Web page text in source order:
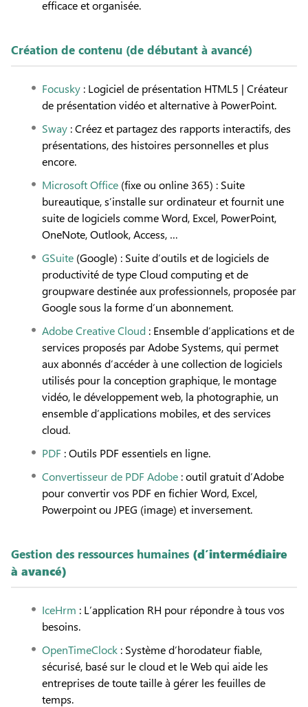
efficace et organisée.
Création de contenu (de débutant à avancé)
Focusky : Logiciel de présentation HTML5 | Créateur
de présentation vidéo et alternative à PowerPoint.
Sway : Créez et partagez des rapports interactifs, des
présentations, des histoires personnelles et plus
encore.
Microsoft Office (fixe ou online 365) : Suite
bureautique, s’installe sur ordinateur et fournit une
suite de logiciels comme Word, Excel, PowerPoint,
OneNote, Outlook, Access, …
GSuite (Google) : Suite d’outils et de logiciels de
productivité de type Cloud computing et de
groupware destinée aux professionnels, proposée par
Google sous la forme d’un abonnement.
Adobe Creative Cloud : Ensemble d’applications et de
services proposés par Adobe Systems, qui permet
aux abonnés d’accéder à une collection de logiciels
utilisés pour la conception graphique, le montage
vidéo, le développement web, la photographie, un
ensemble d’applications mobiles, et des services
cloud.
PDF : Outils PDF essentiels en ligne.
Convertisseur de PDF Adobe : outil gratuit d’Adobe
pour convertir vos PDF en fichier Word, Excel,
Powerpoint ou JPEG (image) et inversement.
Gestion des ressources humaines (d’intermédiaire
à avancé)
IceHrm : L’application RH pour répondre à tous vos
besoins.
OpenTimeClock : Système d’horodateur fiable,
sécurisé, basé sur le cloud et le Web qui aide les
entreprises de toute taille à gérer les feuilles de
temps.